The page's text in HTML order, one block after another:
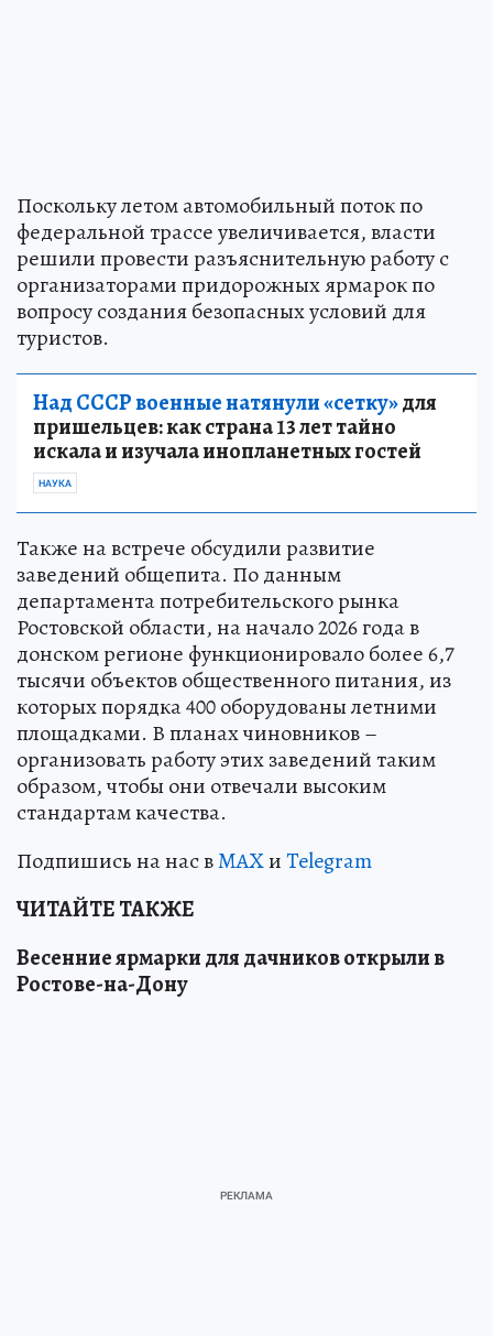
Поскольку летом автомобильный поток по
федеральной трассе увеличивается, власти
решили провести разъяснительную работу с
организаторами придорожных ярмарок по
вопросу создания безопасных условий для
туристов.
Над СССР военные натянули «сетку»для
пришельцев: как страна 13 лет тайно
искала и изучала инопланетных гостей
НАУКА
Также на встрече обсудили развитие
заведений общепита. По данным
департамента потребительского рынка
Ростовской области, на начало 2026 года в
донском регионе функционировало более 6,7
тысячи объектов общественного питания, из
которых порядка 400 оборудованы летними
площадками. В планах чиновников –
организовать работу этих заведений таким
образом, чтобы они отвечали высоким
стандартам качества.
Подпишись на нас вMAXиTelegram
ЧИТАЙТЕ ТАКЖЕ
Весенние ярмарки для дачников открыли в
Ростове-на-Дону